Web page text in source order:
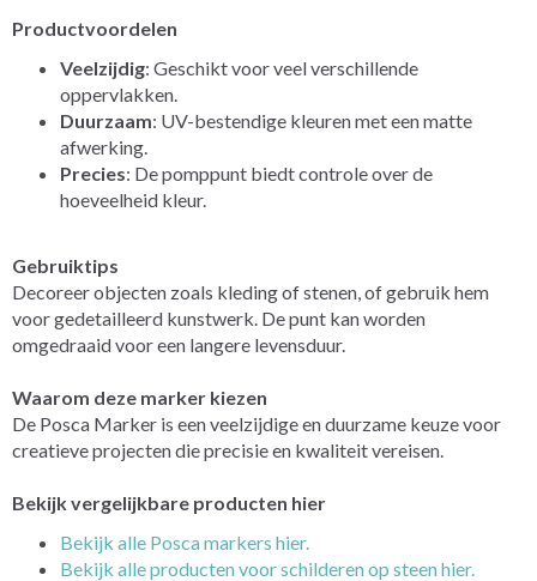
Productvoordelen
Veelzijdig: Geschikt voor veel verschillende
oppervlakken.
Duurzaam: UV-bestendige kleuren met een matte
afwerking.
Precies: De pomppunt biedt controle over de
hoeveelheid kleur.
Gebruiktips
Decoreer objecten zoals kleding of stenen, of gebruik hem
voor gedetailleerd kunstwerk. De punt kan worden
omgedraaid voor een langere levensduur.
Waarom deze marker kiezen
De Posca Marker is een veelzijdige en duurzame keuze voor
creatieve projecten die precisie en kwaliteit vereisen.
Bekijk vergelijkbare producten hier
Bekijk alle Posca markers hier.
Bekijk alle producten voor schilderen op steen hier.